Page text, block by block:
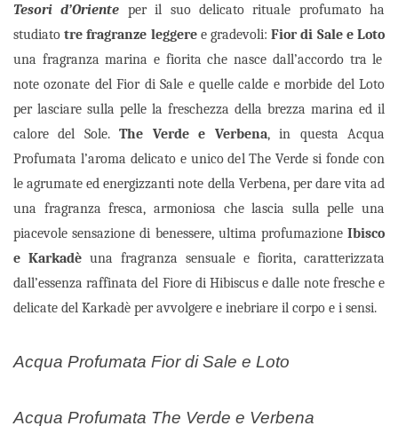
Tesori d’Oriente per il suo delicato rituale profumato ha
studiatotre fragranze leggeree gradevoli:Fior di Sale e Loto
una fragranza marina e fiorita che nasce dall’accordo tra le
note ozonate del Fior di Sale e quelle calde e morbide del Loto
per lasciare sulla pelle la freschezza della brezza marina ed il
calore del Sole.The Verde e Verbena, in questa Acqua
Profumata l’aroma delicato e unico del The Verde si fonde con
le agrumate ed energizzanti note della Verbena, per dare vita ad
una fragranza fresca, armoniosa che lascia sulla pelle una
piacevole sensazione di benessere, ultima profumazione Ibisco
e Karkadè una fragranza sensuale e fiorita, caratterizzata
dall’essenza raffinata del Fiore di Hibiscus e dalle note fresche e
delicate del Karkadè per avvolgere e inebriare il corpo e i sensi.
Acqua Profumata Fior di Sale e Loto
Acqua Profumata The Verde e Verbena